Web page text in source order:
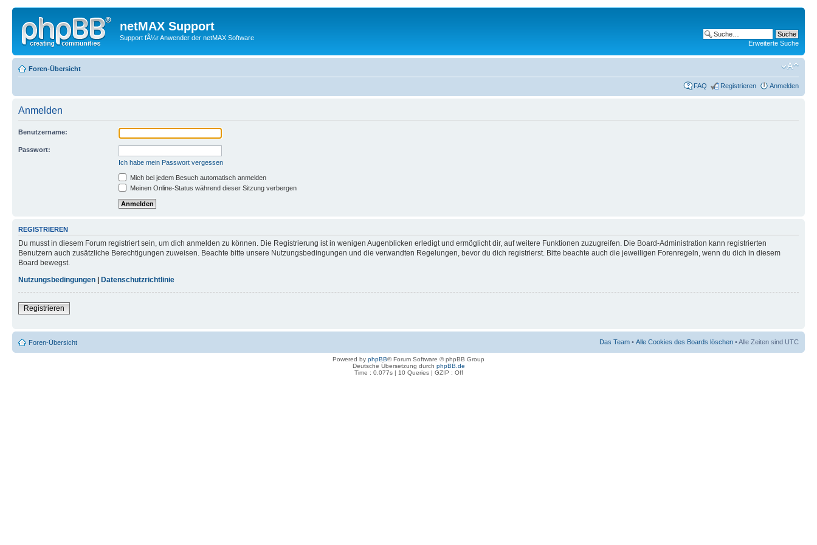
netMAX Support
Support fÃ¼r Anwender der netMAX Software
Erweiterte Suche
Foren-Übersicht
FAQ Registrieren Anmelden
Anmelden
Benutzername:
Passwort:
Ich habe mein Passwort vergessen
Mich bei jedem Besuch automatisch anmelden
Meinen Online-Status während dieser Sitzung verbergen
REGISTRIEREN
Du musst in diesem Forum registriert sein, um dich anmelden zu können. Die Registrierung ist in wenigen Augenblicken erledigt und ermöglicht dir, auf weitere Funktionen zuzugreifen. Die Board-Administration kann registrierten
Benutzern auch zusätzliche Berechtigungen zuweisen. Beachte bitte unsere Nutzungsbedingungen und die verwandten Regelungen, bevor du dich registrierst. Bitte beachte auch die jeweiligen Forenregeln, wenn du dich in diesem
Board bewegst.
Nutzungsbedingungen
Datenschutzrichtlinie
Registrieren
Foren-Übersicht Das Team • Alle Cookies des Boards löschen • Alle Zeiten sind UTC
Powered by phpBB® Forum Software © phpBB Group
Deutsche Übersetzung durch phpBB.de
Time : 0.077s | 10 Queries | GZIP : Off